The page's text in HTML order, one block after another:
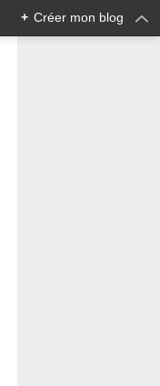
+ Créer mon blog